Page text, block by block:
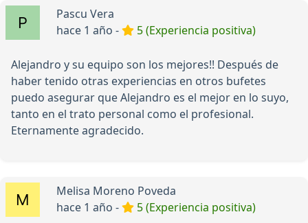
Pascu Vera
hace 1 año -
5 (Experiencia positiva)
Alejandro y su equipo son los mejores!! Después de
haber tenido otras experiencias en otros bufetes
puedo asegurar que Alejandro es el mejor en lo suyo,
tanto en el trato personal como el profesional.
Eternamente agradecido.
Melisa Moreno Poveda
hace 1 año -
5 (Experiencia positiva)